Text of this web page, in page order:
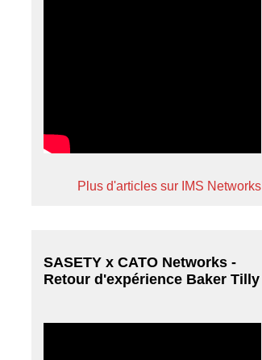
Plus d'articles sur IMS Networks
SASETY x CATO Networks -
Retour d'expérience Baker Tilly